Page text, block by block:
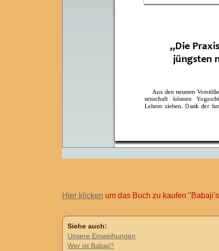
Hier klicken um das Buch zu kaufen
Siehe auch:
Unsere Einweihungen
Wer ist Babaji?